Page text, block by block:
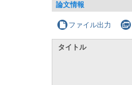
論文情報
ファイル出力
タイトル